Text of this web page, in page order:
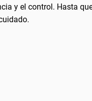
y el control. Hasta